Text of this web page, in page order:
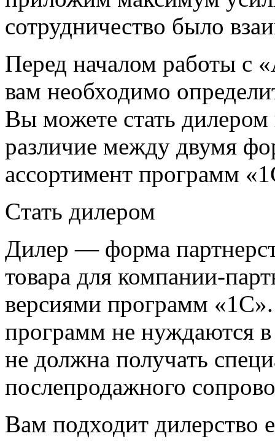
сотрудничество было
Перед началом работы с
вам необходимо
Вы можете стать
различие между двумя
ассортимент программ
Cтать дилером
Дилер — форма
товара для компании-
версиями программ
программ не нуждаются
не должна получать
послепродажного
Вам подходит дилерство